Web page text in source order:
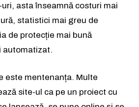
de confidențialitate.
asta înseamnă costuri mai
statistici mai greu de
de protecție mai bună
automatizat.
este mentenanța. Multe
site-ul ca pe un proiect cu